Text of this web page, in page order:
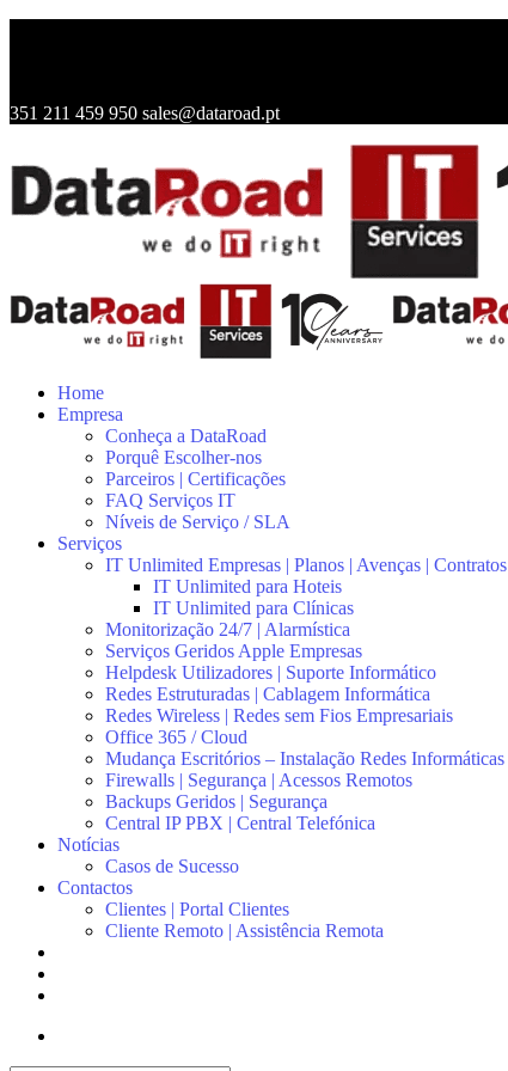
351 211 459 950 sales@dataroad.pt
Home
Empresa
Conheça a DataRoad
Porquê Escolher-nos
Parceiros | Certificações
FAQ Serviços IT
Níveis de Serviço / SLA
Serviços
IT Unlimited Empresas | Planos | Avenças | Contratos
IT Unlimited para Hoteis
IT Unlimited para Clínicas
Monitorização 24/7 | Alarmística
Serviços Geridos Apple Empresas
Helpdesk Utilizadores | Suporte Informático
Redes Estruturadas | Cablagem Informática
Redes Wireless | Redes sem Fios Empresariais
Office 365 / Cloud
Mudança Escritórios – Instalação Redes Informáticas
Firewalls | Segurança | Acessos Remotos
Backups Geridos | Segurança
Central IP PBX | Central Telefónica
Notícias
Casos de Sucesso
Contactos
Clientes | Portal Clientes
Cliente Remoto | Assistência Remota